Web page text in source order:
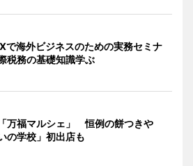
で海外ビジネスのための実務セミナ
務の基礎知識学ぶ
万福マルシェ」 恒例の餅つきや
の学校」初出店も